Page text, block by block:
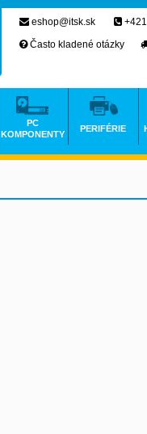
eshop@itsk.sk
Často kladené otázky
PC
KOMPONENTY
PERIFÉRIE